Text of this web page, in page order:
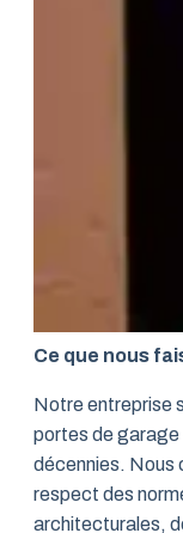
Ce que nous
Notre entreprise
portes de garage
décennies. Nous
respect des
architecturales,